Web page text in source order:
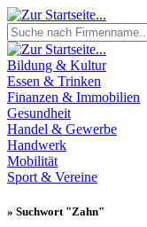
Bildung & Kultur
Essen & Trinken
Finanzen & Immobilien
Gesundheit
Handel & Gewerbe
Handwerk
Mobilität
Sport & Vereine
» Suchwort "Zahn"